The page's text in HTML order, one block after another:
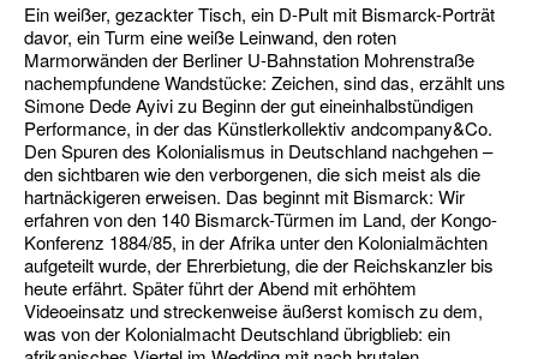
Ein weißer, gezackter Tisch, ein D-Pult mit Bismarck-Porträt
davor, ein Turm eine weiße Leinwand, den roten
Marmorwänden der Berliner U-Bahnstation Mohrenstraße
nachempfundene Wandstücke: Zeichen, sind das, erzählt uns
Simone Dede Ayivi zu Beginn der gut eineinhalbstündigen
Performance, in der das Künstlerkollektiv andcompany&Co.
Den Spuren des Kolonialismus in Deutschland nachgehen –
den sichtbaren wie den verborgenen, die sich meist als die
hartnäckigeren erweisen. Das beginnt mit Bismarck: Wir
erfahren von den 140 Bismarck-Türmen im Land, der Kongo-
Konferenz 1884/85, in der Afrika unter den Kolonialmächten
aufgeteilt wurde, der Ehrerbietung, die der Reichskanzler bis
heute erfährt. Später führt der Abend mit erhöhtem
Videoeinsatz und streckenweise äußerst komisch zu dem,
was von der Kolonialmacht Deutschland übrigblieb: ein